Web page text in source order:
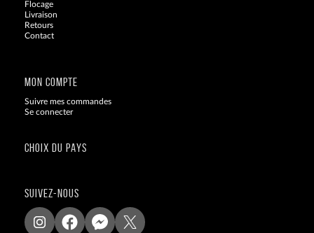
Flocage
Livraison
Retours
Contact
MON COMPTE
Suivre mes commandes
Se connecter
CHOIX DU PAYS
SUIVEZ-NOUS